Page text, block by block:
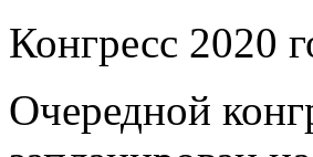
Конгресс 2020
Очередной